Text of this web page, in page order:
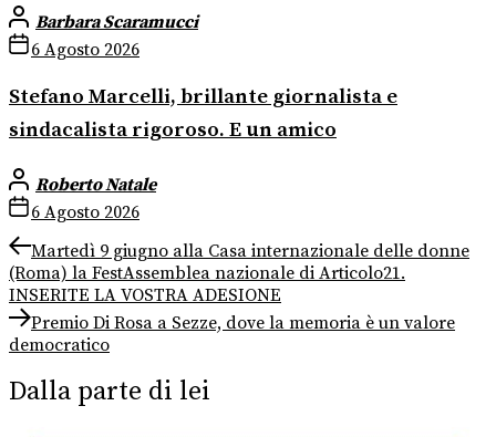
Barbara Scaramucci
6 Agosto 2026
Stefano Marcelli, brillante giornalista e
sindacalista rigoroso. E un amico
Roberto Natale
6 Agosto 2026
Navigazione
articoli
Previous
post:
Martedì 9 giugno alla Casa internazionale delle donne
(Roma) la FestAssemblea nazionale di Articolo21.
INSERITE LA VOSTRA ADESIONE
Next
post:
Premio Di Rosa a Sezze, dove la memoria è un valore
democratico
Dalla parte di lei